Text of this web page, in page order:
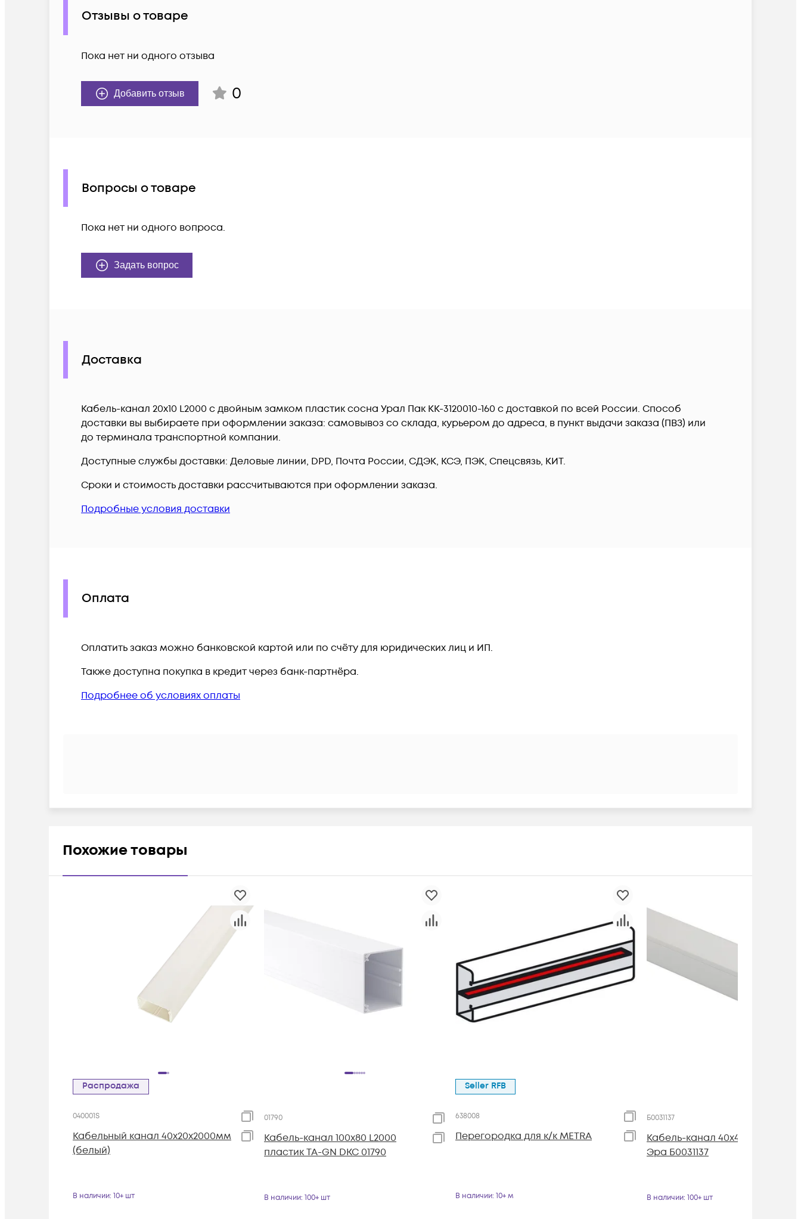
Отзывы о товаре
Пока нет ни одного отзыва
Добавить отзыв 0
Вопросы о товаре
Пока нет ни одного вопроса.
Задать вопрос
Доставка
Кабель-канал 20х10 L2000 с двойным замком пластик сосна Урал Пак КК-3120010-160 c доставкой по всей России. Способ
доставки вы выбираете при оформлении заказа: самовывоз со склада, курьером до адреса, в пункт выдачи заказа (ПВЗ) или
до терминала транспортной компании.
Доступные службы доставки: Деловые линии, DPD, Почта России, СДЭК, КСЭ, ПЭК, Спецсвязь, КИТ.
Сроки и стоимость доставки рассчитываются при оформлении заказа.
Подробные условия доставки
Оплата
Оплатить заказ можно банковской картой или по счёту для юридических лиц и ИП.
Также доступна покупка в кредит через банк-партнёра.
Подробнее об условиях оплаты
Похожие товары
Распродажа
040001S
Кабельный канал 40х20х2000мм
(белый)
В наличии: 10+ шт
01790
Кабель-канал 100х80 L2000
пластик TA-GN DKC 01790
В наличии: 100+ шт
Seller RFB
638008
Перегородка для к/к METRA
В наличии: 10+ м
Б0031137
Кабель-канал 40х40 L2000 бел.
Эра Б0031137
В наличии: 100+ шт